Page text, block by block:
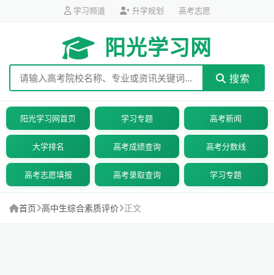
学习频道 升学规划 高考志愿
阳光学习网
搜索
阳光学习网首页 学习专题 高考新闻
大学排名 高考成绩查询 高考分数线
高考志愿填报 高考录取查询 学习专题
首页 高中生综合素质评价 正文